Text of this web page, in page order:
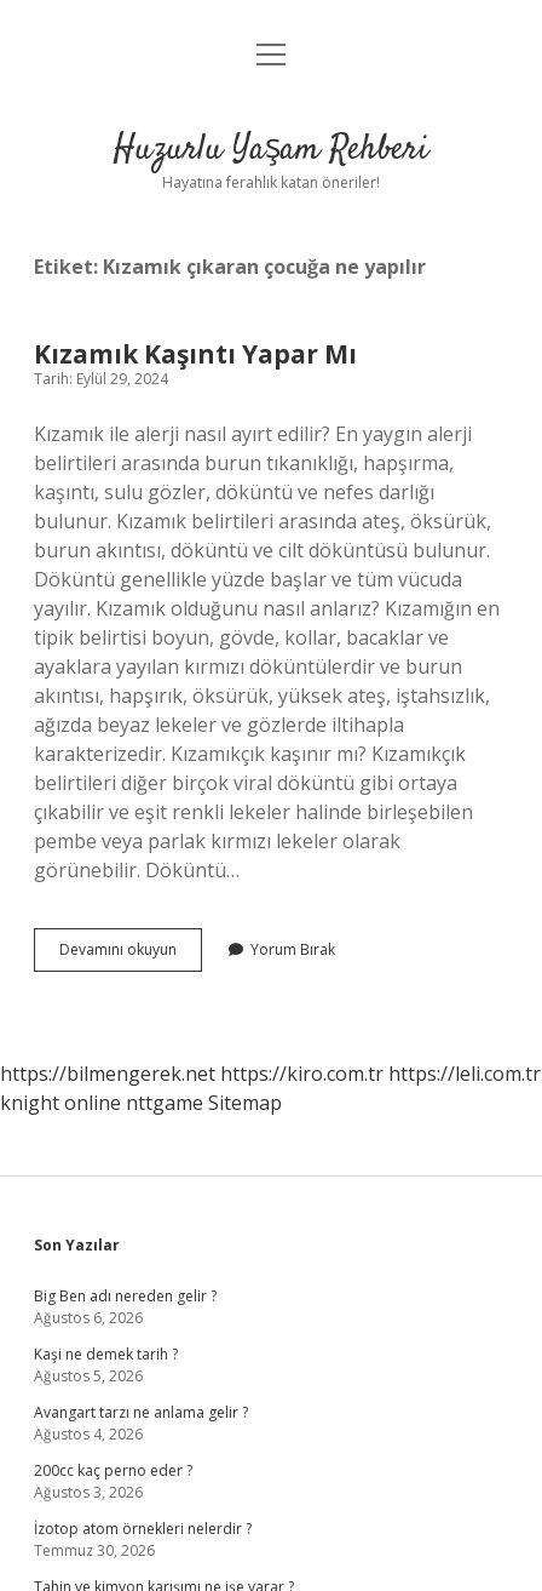
Anasayfa
Yasal Uyarı
menüyü
Huzurlu Yaşam Rehberi
Hayatına ferahlık katan öneriler!
Etiket: Kızamık çıkaran çocuğa ne yapılır
Kızamık Kaşıntı Yapar Mı
Tarih: Eylül 29, 2024
Kızamık ile alerji nasıl ayırt edilir? En yaygın alerji
belirtileri arasında burun tıkanıklığı, hapşırma,
kaşıntı, sulu gözler, döküntü ve nefes darlığı
bulunur. Kızamık belirtileri arasında ateş, öksürük,
burun akıntısı, döküntü ve cilt döküntüsü bulunur.
Döküntü genellikle yüzde başlar ve tüm vücuda
yayılır. Kızamık olduğunu nasıl anlarız? Kızamığın en
tipik belirtisi boyun, gövde, kollar, bacaklar ve
ayaklara yayılan kırmızı döküntülerdir ve burun
akıntısı, hapşırık, öksürük, yüksek ateş, iştahsızlık,
ağızda beyaz lekeler ve gözlerde iltihapla
karakterizedir. Kızamıkçık kaşınır mı? Kızamıkçık
belirtileri diğer birçok viral döküntü gibi ortaya
çıkabilir ve eşit renkli lekeler halinde birleşebilen
pembe veya parlak kırmızı lekeler olarak
görünebilir. Döküntü…
Devamını okuyun
Kaşıntı
Yorum Bırak
https://bilmengerek.net https://kiro.com.tr https://leli.com.tr
knight online nttgame Sitemap
Sidebar
Son Yazılar
Big Ben adı nereden gelir ?
Ağustos 6, 2026
Kaşi ne demek tarih ?
Ağustos 5, 2026
Avangart tarzı ne anlama gelir ?
Ağustos 4, 2026
200cc kaç perno eder ?
Ağustos 3, 2026
İzotop atom örnekleri nelerdir ?
Temmuz 30, 2026
Tahin ve kimyon karışımı ne işe yarar ?